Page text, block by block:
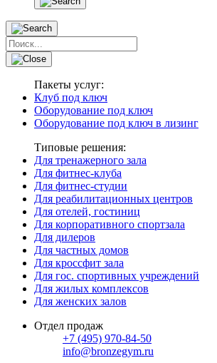
Пакеты услуг:
Клуб под ключ
Оборудование под ключ
Оборудование под ключ в лизинг
Типовые решения:
Для тренажерного зала
Для фитнес-клуба
Для фитнес-студии
Для реабилитационных центров
Для отелей, гостиниц
Для корпоративного спортзала
Для дилеров
Для частных домов
Для кроссфит зала
Для гос. спортивных учреждений
Для жилых комплексов
Для женских залов
Отдел продаж
+7 (495) 970-84-50
info@bronzegym.ru